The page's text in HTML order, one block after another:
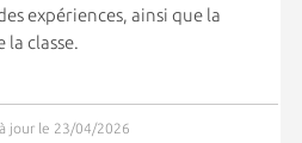
expériences, ainsi que la
classe.
jour le 23/04/2026